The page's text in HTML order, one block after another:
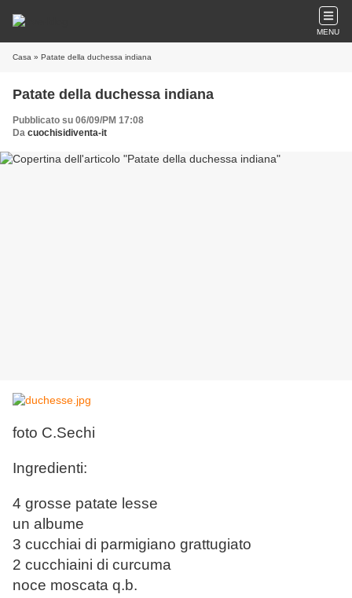
MENU
Casa » Patate della duchessa indiana
Patate della duchessa indiana
Pubblicato su 06/09/PM 17:08
Da cuochisidiventa-it
foto C.Sechi
Ingredienti:
4 grosse patate lesse
un albume
3 cucchiai di parmigiano grattugiato
2 cucchiaini di curcuma
noce moscata q.b.